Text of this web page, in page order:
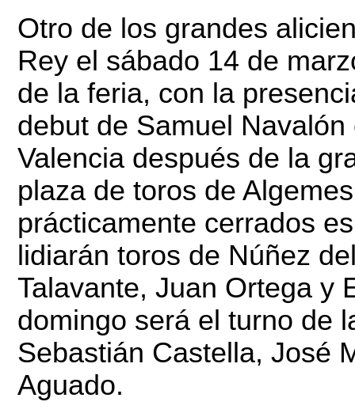
Otro de los grandes
Rey el sábado 14 de
de la feria, con la
debut de Samuel
Valencia después de la
plaza de toros de
prácticamente cerrados
lidiarán toros de Núñez
Talavante, Juan Ortega y
domingo será el turno de
Sebastián Castella, José
Aguado.